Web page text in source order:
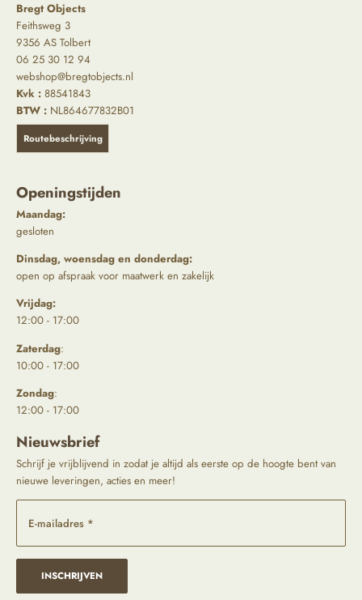
Bregt Objects
Feithsweg 3
9356 AS Tolbert
06 25 30 12 94
webshop@bregtobjects.nl
Kvk : 88541843
BTW : NL864677832B01
Routebeschrijving
Openingstijden
Maandag:
gesloten
Dinsdag, woensdag en donderdag:
open op afspraak voor maatwerk en zakelijk
Vrijdag:
12:00 - 17:00
Zaterdag:
10:00 - 17:00
Zondag:
12:00 - 17:00
Nieuwsbrief
Schrijf je vrijblijvend in zodat je altijd als eerste op de hoogte bent van
nieuwe leveringen, acties en meer!
E-mailadres *
INSCHRIJVEN